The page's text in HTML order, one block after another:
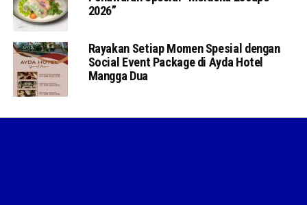
2026”
Rayakan Setiap Momen Spesial dengan
Social Event Package di Ayda Hotel
Mangga Dua